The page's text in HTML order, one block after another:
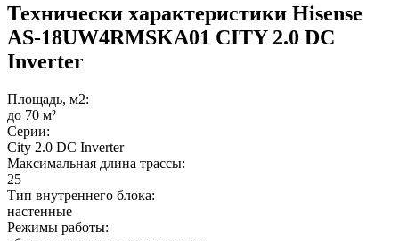
Технически характеристики Hisense
AS-18UW4RMSKA01 CITY 2.0 DC
Inverter
Площадь, м2:
до 70 м²
Серии:
City 2.0 DC Inverter
Максимальная длина трассы:
25
Тип внутреннего блока:
настенные
Режимы работы: